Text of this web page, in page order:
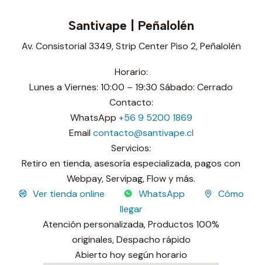
Santivape | Peñalolén
Av. Consistorial 3349, Strip Center Piso 2, Peñalolén
Horario:
Lunes a Viernes: 10:00 – 19:30 Sábado: Cerrado
Contacto:
WhatsApp +56 9 5200 1869
Email contacto@santivape.cl
Servicios:
Retiro en tienda, asesoría especializada, pagos con
Webpay, Servipag, Flow y más.
Ver tienda online
WhatsApp
Cómo
llegar
Atención personalizada,Productos 100%
originales,Despacho rápido
Sucursal operativa
Abierto hoy según horario